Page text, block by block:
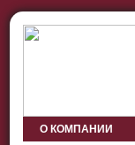
О КОМПАНИИ